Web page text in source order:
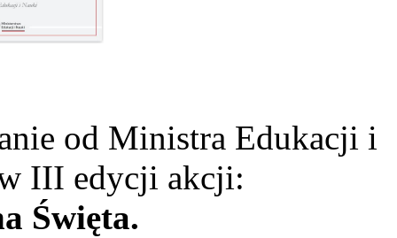
od Ministra Edukacji i
III edycji akcji:
Święta.